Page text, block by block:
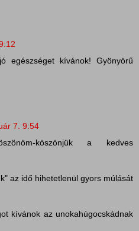
egészséget kívánok! Gyönyörű
7. 9:54
köszönjük a kedves
az idő hihetetlenül gyors múlását
kívánok az unokahúgocskádnak